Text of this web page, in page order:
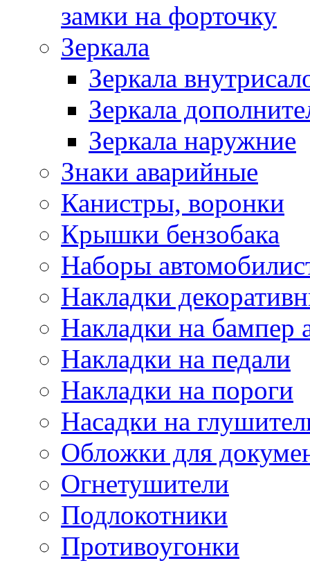
замки на форточку
Зеркала
Зеркала
Зеркала
Зеркала наружние
Знаки аварийные
Канистры, воронки
Крышки бензобака
Наборы
Накладки
Накладки на бампер
Накладки на педали
Накладки на пороги
Насадки на
Обложки для
Огнетушители
Подлокотники
Противоугонки